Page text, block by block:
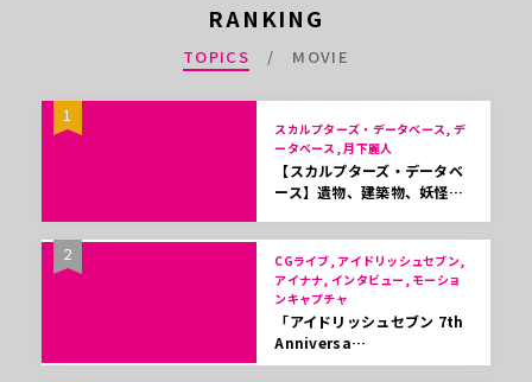
RANKING
TOPICS MOVIE
1
スカルプターズ・データベース, デ
ータベース, 月下麗人
【スカルプターズ・データベ
ース】遺物、建築物、妖怪…
2
CGライブ, アイドリッシュセブン,
アイナナ, インタビュー, モーショ
ンキャプチャ
「アイドリッシュセブン 7th
Anniversa…